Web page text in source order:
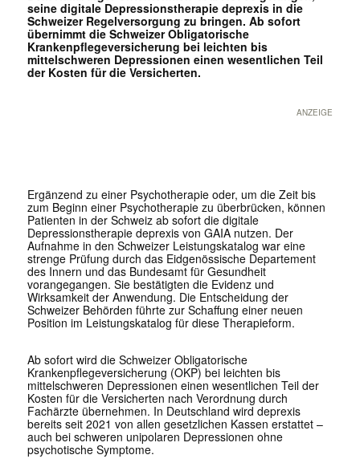
seine digitale Depressionstherapie deprexis in die
Schweizer Regelversorgung zu bringen. Ab sofort
übernimmt die Schweizer Obligatorische
Krankenpflegeversicherung bei leichten bis
mittelschweren Depressionen einen wesentlichen Teil
der Kosten für die Versicherten.
ANZEIGE
Ergänzend zu einer Psychotherapie oder, um die Zeit bis
zum Beginn einer Psychotherapie zu überbrücken, können
Patienten in der Schweiz ab sofort die digitale
Depressionstherapie deprexis von GAIA nutzen. Der
Aufnahme in den Schweizer Leistungskatalog war eine
strenge Prüfung durch das Eidgenössische Departement
des Innern und das Bundesamt für Gesundheit
vorangegangen. Sie bestätigten die Evidenz und
Wirksamkeit der Anwendung. Die Entscheidung der
Schweizer Behörden führte zur Schaffung einer neuen
Position im Leistungskatalog für diese Therapieform.
Ab sofort wird die Schweizer Obligatorische
Krankenpflegeversicherung (OKP) bei leichten bis
mittelschweren Depressionen einen wesentlichen Teil der
Kosten für die Versicherten nach Verordnung durch
Fachärzte übernehmen. In Deutschland wird deprexis
bereits seit 2021 von allen gesetzlichen Kassen erstattet –
auch bei schweren unipolaren Depressionen ohne
psychotische Symptome.